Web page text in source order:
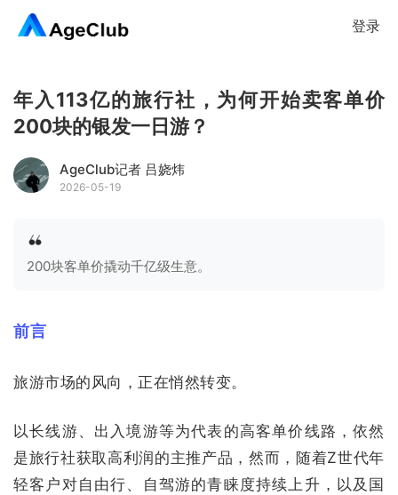
登录
年入113亿的旅行社，为何开始卖客单价
200块的银发一日游？
AgeClub记者 吕娆炜
2026-05-19
200块客单价撬动千亿级生意。
前言
旅游市场的风向，正在悄然转变。
以长线游、出入境游等为代表的高客单价线路，依然
是旅行社获取高利润的主推产品，然而，随着Z世代年
轻客户对自由行、自驾游的青睐度持续上升，以及国